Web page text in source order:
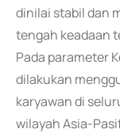
dinilai stabil dan
tengah keadaan
Pada parameter
dilakukan
karyawan di
wilayah Asia-